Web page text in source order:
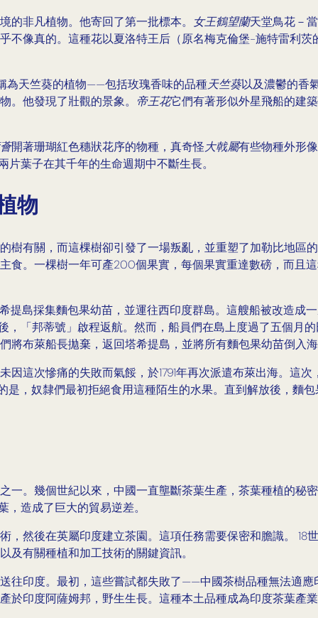
的非凡植物。他寄回了第一批標本。 女王鶴望蘭天堂鳥花－
不像真的。這種花以夏洛特王后（原名梅克倫堡-施特雷利
為天竺葵的植物——包括玫瑰香味的品種天竺葵以及濃鬱的香
。他發現了壯觀的景象。 帝王花它們有著形似外星飛船的建
開著珊瑚紅色穗狀花序的物種，真奇怪大戟屬有些物種外形
葉子在其千年的生命週期中不斷生長。
物
樹有關，而這棵樹卻引發了一場叛亂，並重塑了加勒比地區
食。一棵樹一年可產200個果實，每個果實重達數磅，而且
提島採集麵包果幼苗，並運往西印度群島。這艘船被改造成
，「邦蒂號」啟程返航。然而，船員們在島上度過了五個月
將布萊船長拋棄，返回塔希提島，並將所有麵包果幼苗倒入
這次慘痛的失敗而氣餒，於1791年再次派遣布萊出海。這
，奴隸們最初拒絕食用這種陌生的水果。直到解放後，麵
一。幾個世紀以來，中國一直壟斷茶葉生產，茶葉種植的
，造成了巨大的貿易逆差。
，然後在英屬印度建立茶園。這項任務需要保密和膽識。 18
及有關種植和加工技術的關鍵資訊。
往印度。最初，這些嘗試都失敗了——中國茶樹品種無法適應
於印度阿薩姆邦，野生生長。這種本土品種成為印度茶葉產